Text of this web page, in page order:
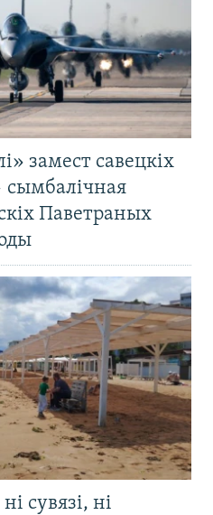
замест савецкіх
Паветраных
сувязі, ні